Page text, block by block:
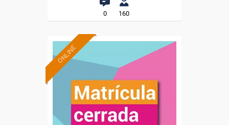
0 160
ONLINE